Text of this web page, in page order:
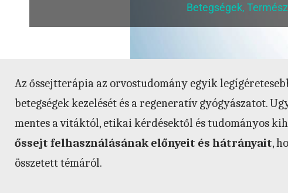
Betegségek,
Az őssejtterápia az orvostudomány egyik
betegségek kezelését és a regeneratív gyógyászatot.
mentes a vitáktól, etikai kérdésektől és tudományos
őssejt felhasználásának előnyeit és hátrányait,
összetett témáról.